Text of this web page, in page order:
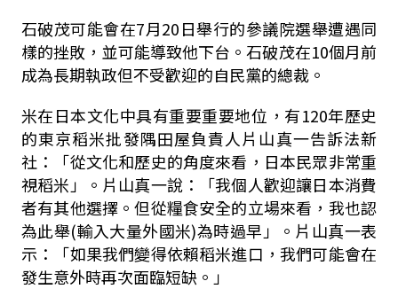
石破茂可能會在7月20日舉行的參議院選舉遭遇同
樣的挫敗，並可能導致他下台。石破茂在10個月前
成為長期執政但不受歡迎的自民黨的總裁。
米在日本文化中具有重要重要地位，有120年歷史
的東京稻米批發隅田屋負責人片山真一告訴法新
社：「從文化和歷史的角度來看，日本民眾非常重
視稻米」。片山真一說：「我個人歡迎讓日本消費
者有其他選擇。但從糧食安全的立場來看，我也認
為此舉(輸入大量外國米)為時過早」。片山真一表
示：「如果我們變得依賴稻米進口，我們可能會在
發生意外時再次面臨短缺。」